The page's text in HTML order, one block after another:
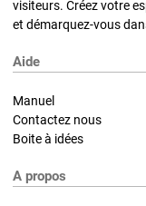
visiteurs. Créez votre
et démarquez-vous
Aide
Manuel
Contactez nous
Boite à idées
A propos